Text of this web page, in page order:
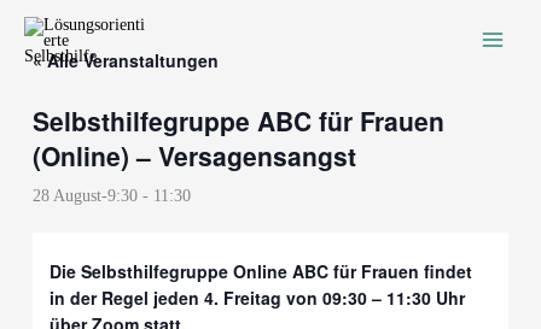
Inhalt
springen« Alle Veranstaltungen
Selbsthilfegruppe ABC für Frauen
(Online) – Versagensangst
28 August-9:30 - 11:30
Die Selbsthilfegruppe Online ABC für Frauen findet
in der Regel jeden4. Freitag von 09:30 – 11:30 Uhr
über Zoom statt.